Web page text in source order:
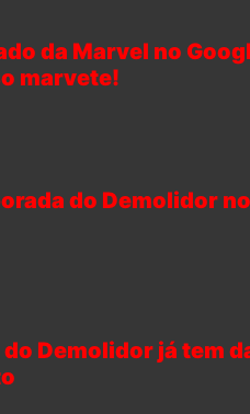
da Marvel no
marvete!
do Demolidor
do Demolidor já tem